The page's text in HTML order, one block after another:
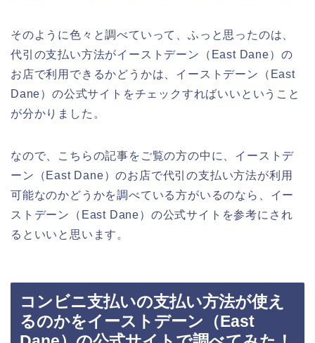
そのように色々と調べていって、ふっと思ったのは、
代引の支払い方法がイーストデーン（East Dane）の
お店で利用できるかどうかは、イーストデーン（East
Dane）の公式サイトをチェックすればいいということ
が分かりました。
なので、こちらの記事をご覧の方の中に、イーストデ
ーン（East Dane）のお店で代引の支払い方法が利用
可能なのかどうかを調べている方がいるのなら、イー
ストデーン（East Dane）の公式サイトを参考にされ
るといいと思います。
コンビニ支払いの支払い方法が使え
るのかをイーストデーン（East